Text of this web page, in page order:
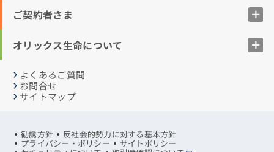
ご契約者さま
オリックス生命について
よくあるご質問
お問合せ
サイトマップ
勧誘方針 反社会的勢力に対する基本方針
プライバシー・ポリシー サイトポリシー